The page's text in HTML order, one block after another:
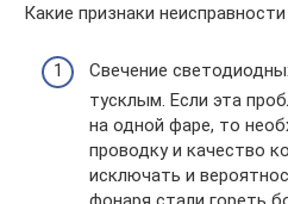
Какие признаки
Свечение
тусклым. Если эта
на одной фаре, то
проводку и качество
исключать и